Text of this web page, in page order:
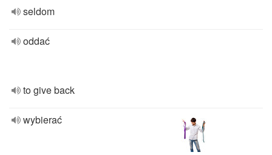
seldom
oddać
to give back
wybierać